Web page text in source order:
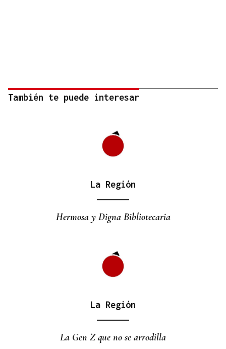
También te puede interesar
La Región
Hermosa y Digna Bibliotecaria
La Región
La Gen Z que no se arrodilla